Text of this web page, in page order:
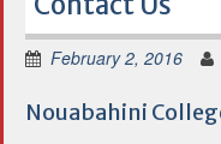
February 2, 2016
Nouabahini